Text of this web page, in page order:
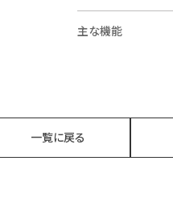
主な機能
一覧に戻る